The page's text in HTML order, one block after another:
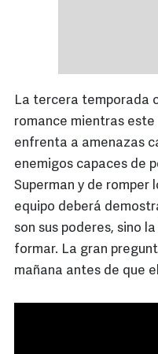
La tercera temporada
romance mientras este
enfrenta a amenazas
enemigos capaces de
Superman y de romper
equipo deberá
son sus poderes, sino
formar. La gran
mañana antes de que